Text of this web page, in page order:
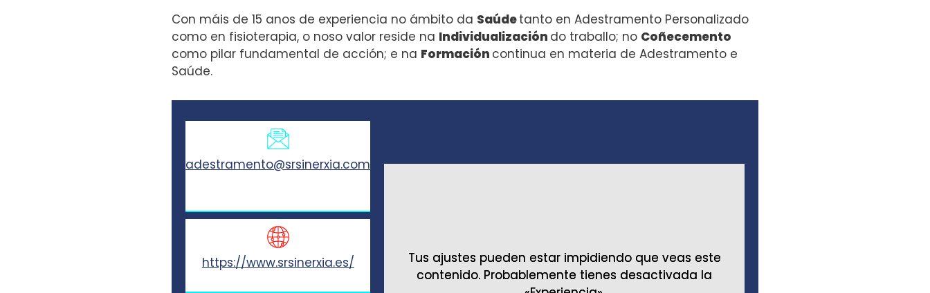
Con máis de 15 anos de experiencia no ámbito da Saúdetanto en Adestramento Personalizado
como en fisioterapia, o noso valor reside na Individualización do traballo; no Coñecemento
como pilar fundamental de acción; e na Formación continua en materia de Adestramento e
Saúde.
adestramento@srsinerxia.com
https://www.srsinerxia.es/
Tus ajustes pueden estar impidiendo que veas este
contenido. Probablemente tienes desactivada la
Tus ajustes pueden estar impidiendo que veas este
contenido. Probablemente tienes desactivada la
Experiencia
Para que
nuestra web
durante tu